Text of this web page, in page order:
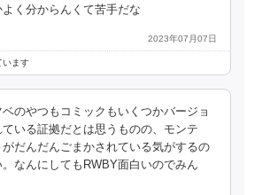
く分からんくて苦手だな
2023年07月07日
います
のやつもコミックもいくつかバージョ
いる証拠だとは思うものの、モンテ
がだんだんごまかされている気がするの
なんにしてもRWBY面白いのでみん